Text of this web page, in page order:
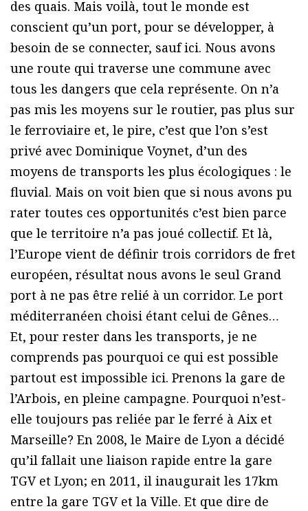
des quais. Mais voilà, tout le monde est
conscient qu’un port, pour se développer, à
besoin de se connecter, sauf ici. Nous avons
une route qui traverse une commune avec
tous les dangers que cela représente. On n’a
pas mis les moyens sur le routier, pas plus sur
le ferroviaire et, le pire, c’est que l’on s’est
privé avec Dominique Voynet, d’un des
moyens de transports les plus écologiques : le
fluvial. Mais on voit bien que si nous avons pu
rater toutes ces opportunités c’est bien parce
que le territoire n’a pas joué collectif. Et là,
l’Europe vient de définir trois corridors de fret
européen, résultat nous avons le seul Grand
port à ne pas être relié à un corridor. Le port
méditerranéen choisi étant celui de Gênes…
Et, pour rester dans les transports, je ne
comprends pas pourquoi ce qui est possible
partout est impossible ici. Prenons la gare de
l’Arbois, en pleine campagne. Pourquoi n’est-
elle toujours pas reliée par le ferré à Aix et
Marseille? En 2008, le Maire de Lyon a décidé
qu’il fallait une liaison rapide entre la gare
TGV et Lyon; en 2011, il inaugurait les 17km
entre la gare TGV et la Ville. Et que dire de